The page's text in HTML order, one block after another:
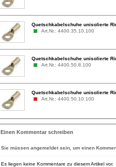
Quetschkabelschuhe unisolierte
Art.Nr.: 4400.35.10.100
Quetschkabelschuhe unisolierte
Art.Nr.: 4400.50.8.100
Quetschkabelschuhe unisolierte
Art.Nr.: 4400.50.10.100
Einen Kommentar schreiben
Sie müssen angemeldet sein, um einen
Es liegen keine Kommentare zu diesem Artikel vor.